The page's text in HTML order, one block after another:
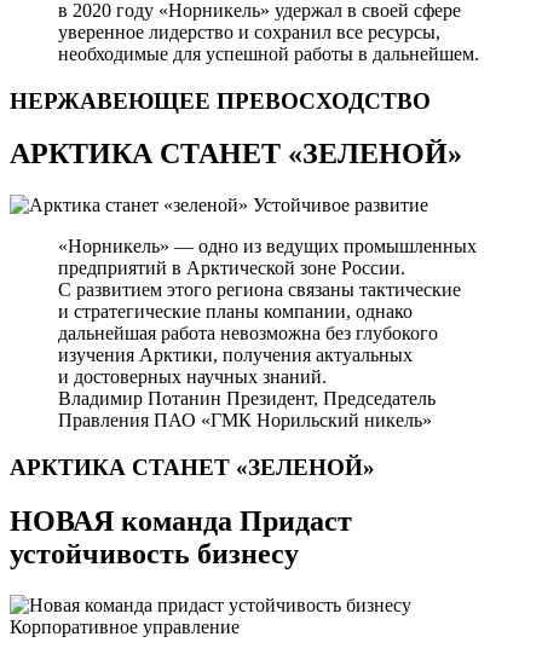
в 2020 году «Норникель» удержал в своей сфере
уверенное лидерство и сохранил все ресурсы,
необходимые для успешной работы в дальнейшем.
НЕРЖАВЕЮЩЕЕ ПРЕВОСХОДСТВО
АРКТИКА СТАНЕТ «ЗЕЛЕНОЙ»
Устойчивое развитие
«Норникель» — одно из ведущих промышленных
предприятий в Арктической зоне России.
С развитием этого региона связаны тактические
и стратегические планы компании, однако
дальнейшая работа невозможна без глубокого
изучения Арктики, получения актуальных
и достоверных научных знаний.
Владимир Потанин Президент, Председатель
Правления ПАО «ГМК Норильский никель»
АРКТИКА СТАНЕТ «ЗЕЛЕНОЙ»
НОВАЯ команда Придаст
устойчивость бизнесу
Корпоративное управление